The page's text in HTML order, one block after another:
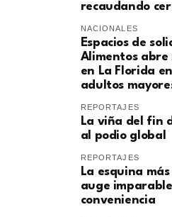
recaudando
NACIONALES
Espacios de
Alimentos abre
en La Florida
adultos
REPORTAJES
La viña del fin
al podio global
REPORTAJES
La esquina
auge
conveniencia